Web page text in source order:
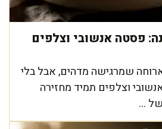
פסטה אנשובי וצלפים
שמרגישה מדהים, אבל בלי
וצלפים תמיד מחזירה
...